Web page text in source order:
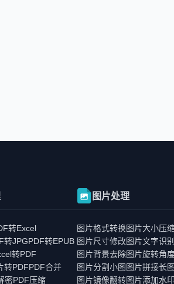
转Excel
转JPGPDF转EPUB
转PDF
转PDFPDF合并
密PDF压缩
图片处理
图片格式转换图片大小压
图片尺寸修改图片文字识别
图片背景去除图片旋转角
图片分割小图 图片拼接长图
图片镜像翻转图片添加水印